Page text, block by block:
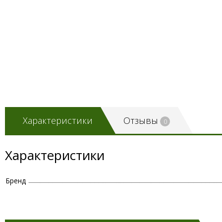
Характеристики Отзывы 0
Характеристики
Бренд